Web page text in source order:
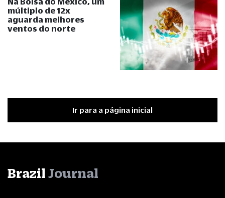
múltiplo de 12x
aguarda melhores
ventos do norte
Ir para a página inicial
Brazil Journal